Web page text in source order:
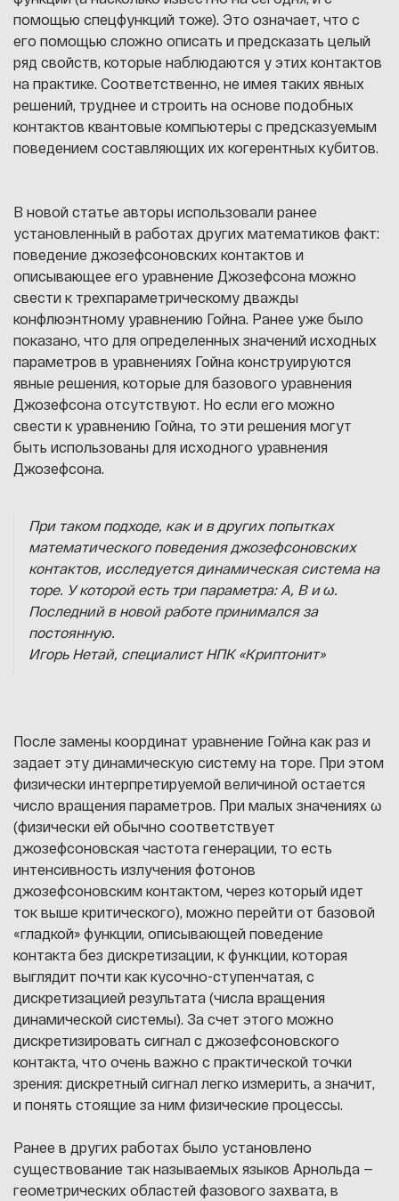
помощью спецфункций тоже). Это означает, что с
его помощью сложно описать и предсказать целый
ряд свойств, которые наблюдаются у этих контактов
на практике. Соответственно, не имея таких явных
решений, труднее и строить на основе подобных
контактов квантовые компьютеры с предсказуемым
поведением составляющих их когерентных кубитов.
В новой статье авторы использовали ранее
установленный в работах других математиков факт:
поведение джозефсоновских контактов и
описывающее его уравнение Джозефсона можно
свести к трехпараметрическому дважды
конфлюэнтному уравнению Гойна. Ранее уже было
показано, что для определенных значений исходных
параметров в уравнениях Гойна конструируются
явные решения, которые для базового уравнения
Джозефсона отсутствуют. Но если его можно
свести к уравнению Гойна, то эти решения могут
быть использованы для исходного уравнения
Джозефсона.
При таком подходе, как и в других попытках
математического поведения джозефсоновских
контактов, исследуется динамическая система на
торе. У которой есть три параметра: A, B и ω.
Последний в новой работе принимался за
постоянную.
Игорь Нетай, специалист НПК «Криптонит»
После замены координат уравнение Гойна как раз и
задает эту динамическую систему на торе. При этом
физически интерпретируемой величиной остается
число вращения параметров. При малых значениях ω
(физически ей обычно соответствует
джозефсоновская частота генерации, то есть
интенсивность излучения фотонов
джозефсоновским контактом, через который идет
ток выше критического), можно перейти от базовой
«гладкой» функции, описывающей поведение
контакта без дискретизации, к функции, которая
выглядит почти как кусочно-ступенчатая, с
дискретизацией результата (числа вращения
динамической системы). За счет этого можно
дискретизировать сигнал с джозефсоновского
контакта, что очень важно с практической точки
зрения: дискретный сигнал легко измерить, а значит,
и понять стоящие за ним физические процессы.
Ранее в других работах было установлено
существование так называемых языков Арнольда —
геометрических областей фазового захвата, в